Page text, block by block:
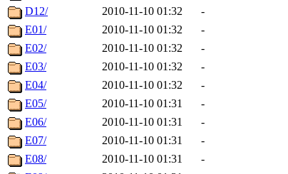
D12/
2010-11-10 01:32
-
E01/
2010-11-10 01:32
-
E02/
2010-11-10 01:32
-
E03/
2010-11-10 01:32
-
E04/
2010-11-10 01:32
-
E05/
2010-11-10 01:31
-
E06/
2010-11-10 01:31
-
E07/
2010-11-10 01:31
-
E08/
2010-11-10 01:31
-